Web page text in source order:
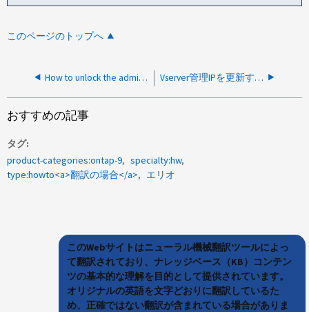
このページのトップへ
How to unlock the admin user on a single node cluster Vserver管理IPを更新する方法
おすすめの記事
タグ
product-categories:ontap-9
specialty:hw
type:howto<a>翻訳の場合</a>
エリオ
このWebサイトはニューラル機械翻訳ツールによっ
て翻訳されており、ナレッジベース（KB）コンテン
ツの基本的な理解を目的として提供されています。
オリジナルの英語を文字どおりに翻訳しているた
め、正確ではない翻訳が含まれている場合がありま